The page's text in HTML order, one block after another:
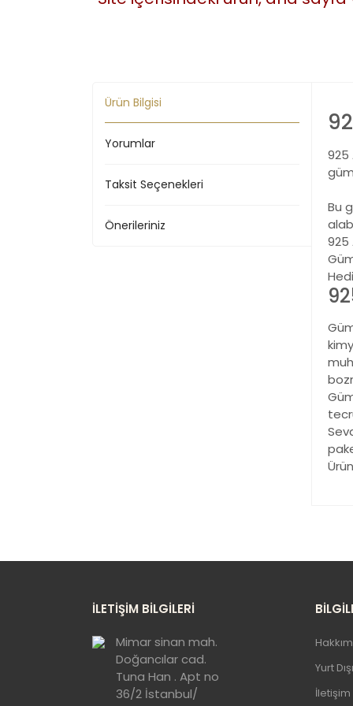
Ürün Bilgisi
Yorumlar
Taksit Seçenekleri
Önerileriniz
925
Bu
925
İLETİŞİM BİLGİLERİ
Mimar sinan mah.
Doğancılar cad.
Tuna Han . Apt no
36/2 İstanbul/
Yurt
İletişim